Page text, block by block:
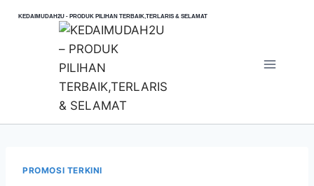
KEDAIMUDAH2U - PRODUK PILIHAN TERBAIK,TERLARIS & SELAMAT
PROMOSI TERKINI